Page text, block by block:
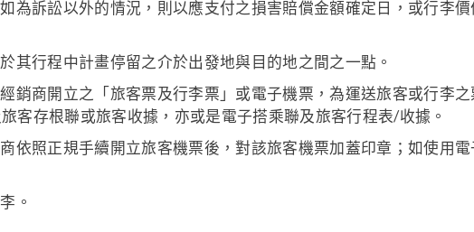
為訴訟以外的情況，則以應支付之損害賠償金額確定日，或行李
其行程中計畫停留之介於出發地與目的地之間之一點。
銷商開立之「旅客票及行李票」或電子機票，為運送旅客或行李
客存根聯或旅客收據，亦或是電子搭乘聯及旅客行程表/收據。
依照正規手續開立旅客機票後，對該旅客機票加蓋印章；如使用
。